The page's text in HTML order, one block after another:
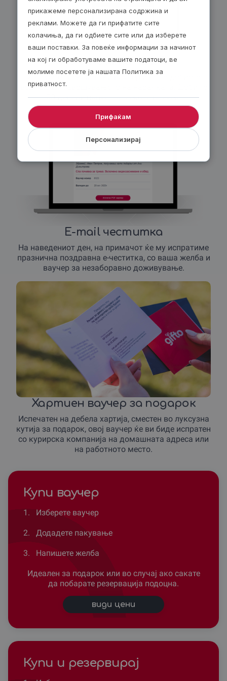
По е-пошта – 24/7!
Изберете електронски ваучер и ќе го добиете
веднаш по завршувањето на нарачката. Добијте
30 денари попуст за секој е-ваучер.
E-mail честитка
На наведениот ден, на примачот ќе му испратиме
празнична поздравна е-честитка, со ваша желба и
ваучер за незаборавно доживување.
Хартиен ваучер за подарок
Испечатен на дебела хартија, сместен во луксузна
кутија за подарок, овој ваучер ќе ви биде испратен
со курирска компанија на домашната адреса или
на работното место.
Купи ваучер
1. Изберете ваучер
2. Додадете пакување
3. Напишете желба
Идеален за подарок или во случај ако сакате
да побарате резервација подоцна.
види цени
Купи и резервирај
прикажеме персонализирана содржина и
реклами. Можете да ги прифатите сите
колачиња, да ги одбиете сите или да изберете
ваши поставки. За повеќе информации за начинот
на кој ги обработуваме вашите податоци, ве
молиме посетете ја нашата Политика за
приватност.
Персонализирај
Прифаќам